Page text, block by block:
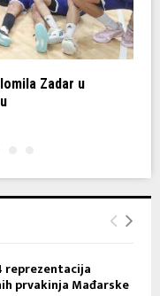
Zadar u
reprezentacija
prvakinja Mađarske